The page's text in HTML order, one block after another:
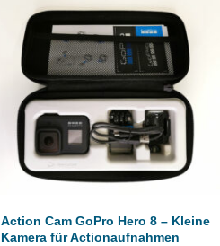
Action Cam GoPro Hero 8 – Kleine
Kamera für Actionaufnahmen